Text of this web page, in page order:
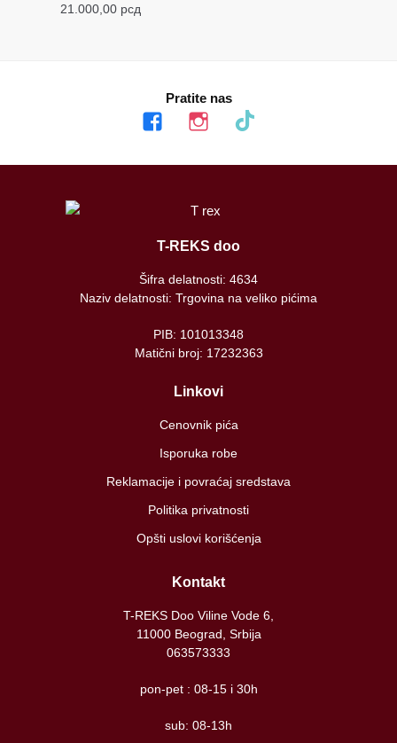
21.000,00 рсд
Pratite nas
facebook instagram tiktok
T-REKS doo
Šifra delatnosti: 4634
Naziv delatnosti: Trgovina na veliko pićima
PIB: 101013348
Matični broj: 17232363
Linkovi
Cenovnik pića
Isporuka robe
Reklamacije i povraćaj sredstava
Politika privatnosti
Opšti uslovi korišćenja
Kontakt
T-REKS Doo Viline Vode 6,
11000 Beograd, Srbija
063573333
pon-pet : 08-15 i 30h
sub: 08-13h